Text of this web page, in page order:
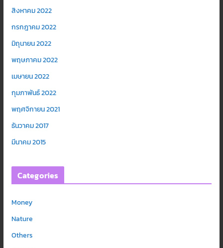
สิงหาคม 2022
กรกฎาคม 2022
มิถุนายน 2022
พฤษภาคม 2022
เมษายน 2022
กุมภาพันธ์ 2022
พฤศจิกายน 2021
ธันวาคม 2017
มีนาคม 2015
Categories
Money
Nature
Others